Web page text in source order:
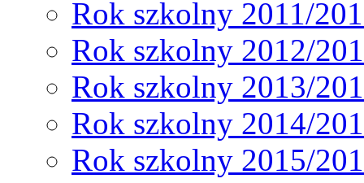
Rok szkolny 2011/
Rok szkolny 2012/
Rok szkolny 2013/
Rok szkolny 2014/
Rok szkolny 2015/